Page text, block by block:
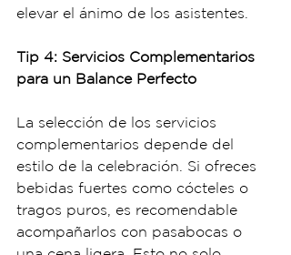
elevar el ánimo de los asistentes.
Tip 4: Servicios Complementarios
para un Balance Perfecto
La selección de los servicios
complementarios depende del
estilo de la celebración. Si ofreces
bebidas fuertes como cócteles o
tragos puros, es recomendable
acompañarlos con pasabocas o